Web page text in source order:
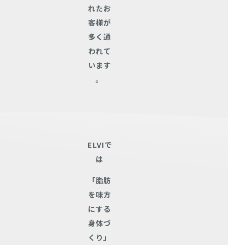
れたお
客様が
多く通
われて
います
。
ELVIで
は
「脂肪
を味方
にする
身体づ
くり」